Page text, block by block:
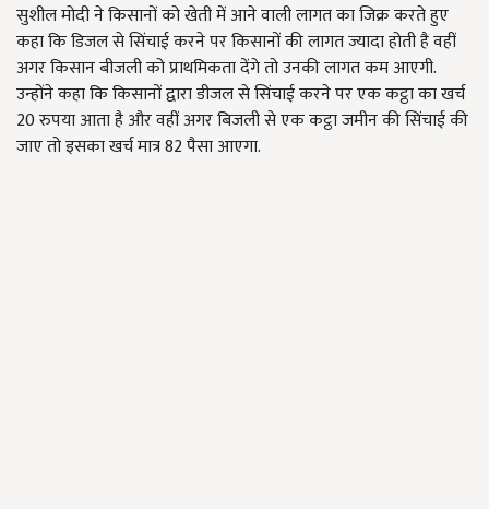
सुशील मोदी ने किसानों को खेती में आने वाली लागत का जिक्र करते हुए
कहा कि डिजल से सिंचाई करने पर किसानों की लागत ज्यादा होती है वहीं
अगर किसान बीजली को प्राथमिकता देंगे तो उनकी लागत कम आएगी.
उन्होंने कहा कि किसानों द्वारा डीजल से सिंचाई करने पर एक कट्ठा का खर्च
20 रुपया आता है और वहीं अगर बिजली से एक कट्ठा जमीन की सिंचाई की
जाए तो इसका खर्च मात्र 82 पैसा आएगा.